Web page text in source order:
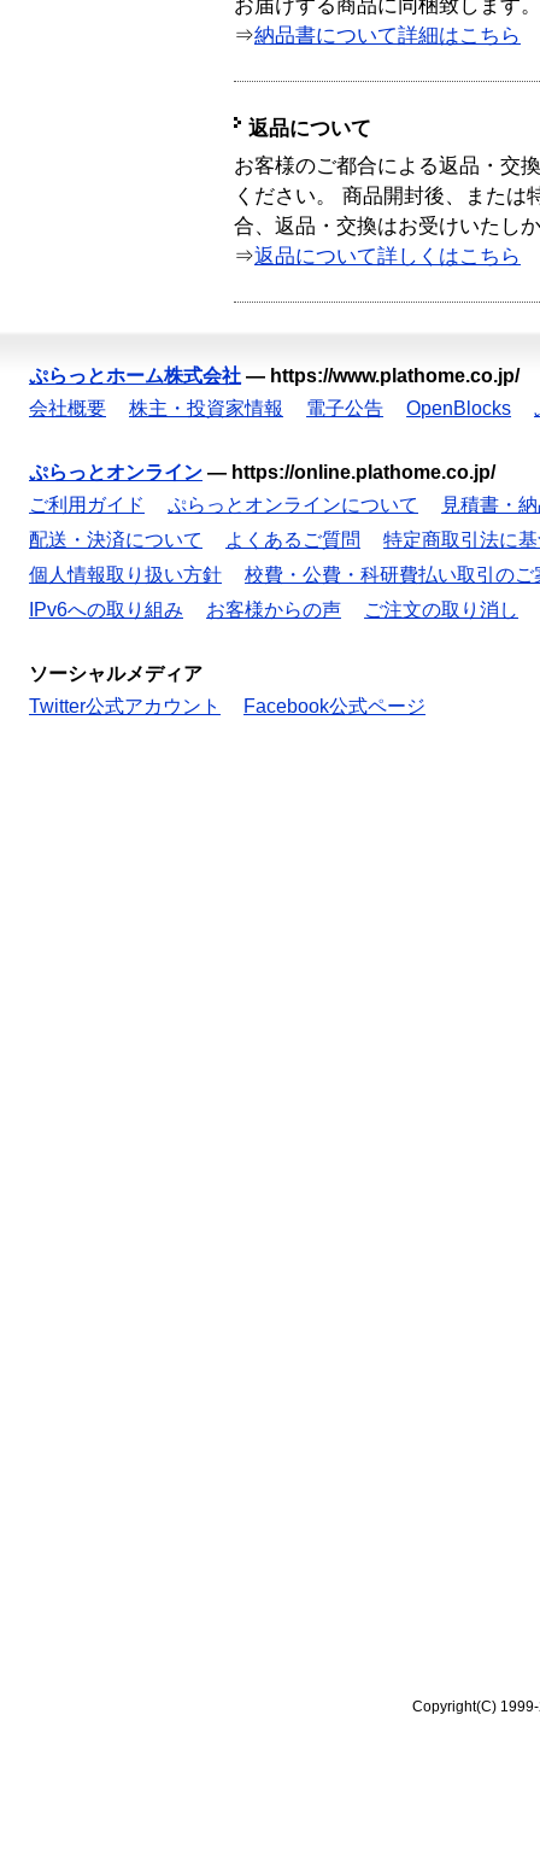
お届けする商品に同梱致します。
⇒納品書について詳細はこちら
返品について
お客様のご都合による返品・交
ください。 商品開封後、または
合、返品・交換はお受けいたし
⇒返品について詳しくはこちら
ぷらっとホーム株式会社 — https://www.plathome.co.jp/
会社概要
株主・投資家情報 電子公告 OpenBlocks
ぷらっとオンライン — https://online.plathome.co.jp/
ご利用ガイド
ぷらっとオンラインについて
見積書・
配送・決済について
よくあるご質問
特定商取引法に
個人情報取り扱い方針
校費・公費・科研費払い取引のご
IPv6への取り組み
お客様からの声 ご注文の取り消し
ソーシャルメディア
Twitter公式アカウント
Facebook公式ページ
Copyright(C)